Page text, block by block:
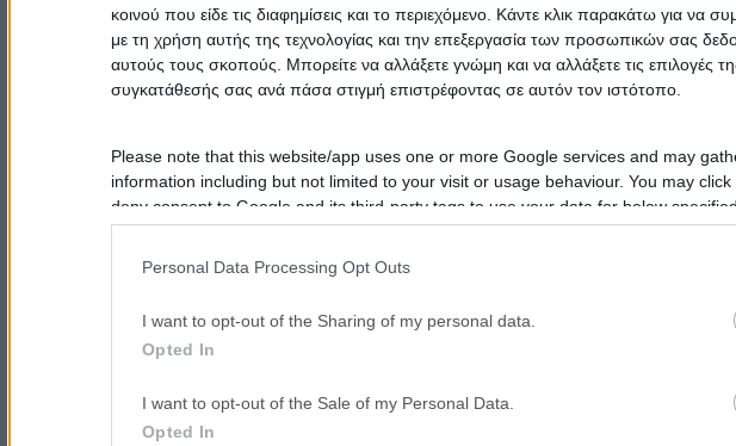
κοινού που είδε τις διαφημίσεις και το περιεχόμενο. Κάντε κλικ παρακάτω για να
με τη χρήση αυτής της τεχνολογίας και την επεξεργασία των προσωπικών σας
αυτούς τους σκοπούς. Μπορείτε να αλλάξετε γνώμη και να αλλάξετε τις επιλογές
συγκατάθεσής σας ανά πάσα στιγμή επιστρέφοντας σε αυτόν τον ιστότοπο.
Please note that this website/app uses one or more Google services and may
information including but not limited to your visit or usage behaviour. You may
deny consent to Google and its third-party tags to use your data for below
in below Google consent section.
Personal Data Processing Opt Outs
I want to opt-out of the Sharing of my personal data.
Opted In
I want to opt-out of the Sale of my Personal Data.
Opted In
Προόδου 14 & Λεωφόρος Βουλιαγμένης
Χρηματοδότηση eAuction
Μεζονέτα 197 τ.μ. με θέση
αδιαρέτου